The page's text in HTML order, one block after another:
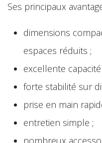
Ses principaux
dimensions
espaces réduits ;
excellente
forte stabilité sur
prise en main
entretien simple ;